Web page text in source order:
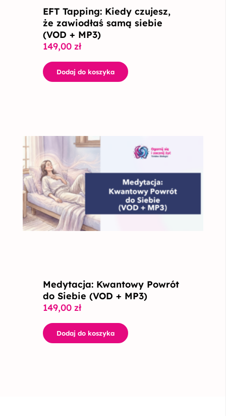
EFT Tapping: Kiedy czujesz,
że zawiodłaś samą siebie
(VOD + MP3)
149,00 zł
Dodaj do koszyka
Medytacja: Kwantowy Powrót
do Siebie (VOD + MP3)
149,00 zł
Dodaj do koszyka